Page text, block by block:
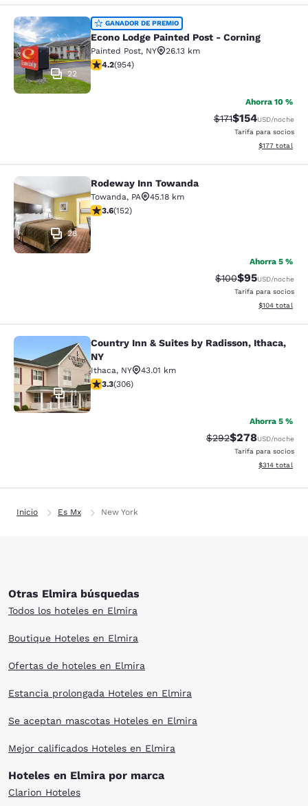
Econo Lodge Painted Post - Corning
22
GANADOR DE PREMIO
Econo Lodge Painted Post - Corning
Painted Post, NY
26.13 km
calificación de 4.21 estrellas. Excelente. 954 reseñas
4.2(954)
Ahorra 10 %
Precio tachado:
$171Precio con
$154USD/noche
Tarifa para socios
Ver detalles
$177 total
Rodeway Inn Towanda
28
Rodeway Inn Towanda
Towanda, PA
45.18 km
calificación de 3.61 estrellas. Bueno. 152 reseñas
3.6(152)
Ahorra 5 %
Precio tachado:
$100Precio con
$95USD/noche
Tarifa para socios
Ver detalles
$104 total
Country Inn & Suites by Radisson,
11
Country Inn & Suites by Radisson, Ithaca,
NY
Ithaca, NY
43.01 km
calificación de 3.3 estrellas. Bueno. 306 reseñas
3.3(306)
Ahorra 5 %
Precio tachado:
$292Precio con
$278USD/noche
Tarifa para socios
Ver detalles
$314 total
Inicio Es Mx New York
Otras Elmira búsquedas
Todos los hoteles en Elmira
Boutique Hoteles en Elmira
Ofertas de hoteles en Elmira
Estancia prolongada Hoteles en Elmira
Se aceptan mascotas Hoteles en Elmira
Mejor calificados Hoteles en Elmira
Hoteles en Elmira por marca
Clarion Hoteles